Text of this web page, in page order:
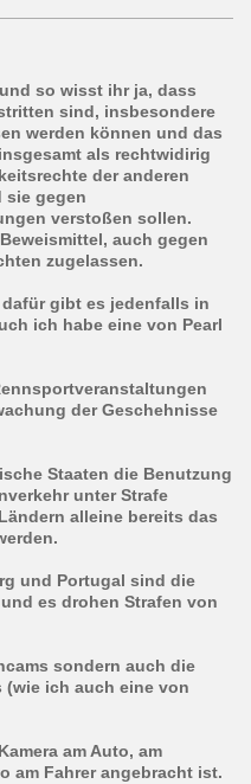
so wisst ihr ja, dass
sind, insbesondere
werden können und das
als rechtwidirig
der anderen
sie gegen
verstoßen sollen.
auch gegen
zugelassen.
gibt es jedenfalls in
ich habe eine von Pearl
der Geschehnisse
Staaten die Benutzung
unter Strafe
alleine bereits das
und Portugal sind die
es drohen Strafen von
sondern auch die
(wie ich auch eine von
am Auto, am
am Fahrer angebracht ist.